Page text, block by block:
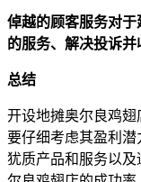
倬越的顾客服务对于
的服务、解决投诉并
总结
开设地摊奥尔良鸡
要仔细考虑其盈利
犹质产品和服务以